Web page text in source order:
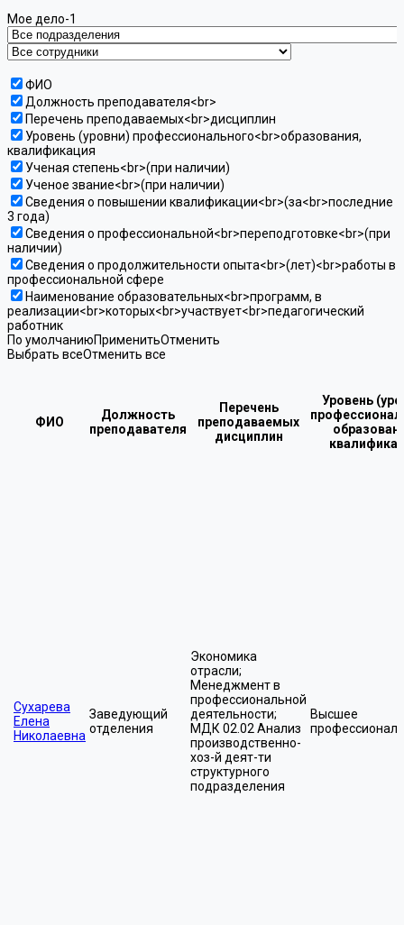
Мое дело-1
ФИО
Должность преподавателя<br>
Перечень преподаваемых<br>дисциплин
Уровень (уровни) профессионального<br>образования,
квалификация
Ученая степень<br>(при наличии)
Ученое звание<br>(при наличии)
Сведения о повышении квалификации<br>(за<br>последние
3 года)
Сведения о профессиональной<br>переподготовке<br>(при
наличии)
Сведения о продолжительности опыта<br>(лет)<br>работы в
профессиональной сфере
Наименование образовательных<br>программ, в
реализации<br>которых<br>участвует<br>педагогический
работник
По умолчаниюПрименитьОтменить
Выбрать всеОтменить все
ФИО
Должность
преподавателя
Перечень
преподаваемых
дисциплин
Уровень
Сухарева
Елена
Николаевна
Заведующий
отделения
Экономика
отрасли;
Менеджмент в
профессиональной
деятельности;
МДК 02.02 Анализ
производственно-
хоз-й деят-ти
структурного
подразделения
Высшее